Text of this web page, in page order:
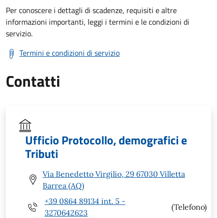
Per conoscere i dettagli di scadenze, requisiti e altre
informazioni importanti, leggi i termini e le condizioni di
servizio.
Termini e condizioni di servizio
Contatti
Ufficio Protocollo, demografici e
Tributi
Via Benedetto Virgilio, 29 67030 Villetta
Barrea (AQ)
+39 0864 89134 int. 5 -
3270642623
(Telefono)